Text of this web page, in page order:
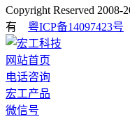
Copyright Reserved 2008-
有 粤ICP备14097423号
网站首页
电话咨询
宏工产品
微信号